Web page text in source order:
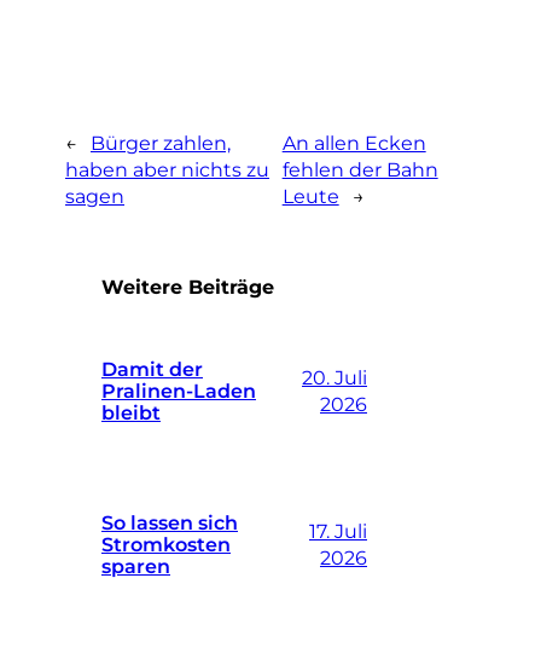
←
Bürger zahlen,
haben aber nichts zu
sagen
An allen Ecken
fehlen der Bahn
Leute
→
Weitere Beiträge
Damit der
Pralinen-Laden
bleibt
20. Juli
2026
So lassen sich
Stromkosten
sparen
17. Juli
2026